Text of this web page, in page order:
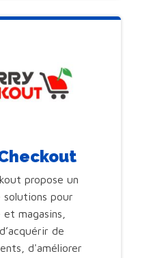
propose un
solutions pour
magasins,
de
d'améliorer